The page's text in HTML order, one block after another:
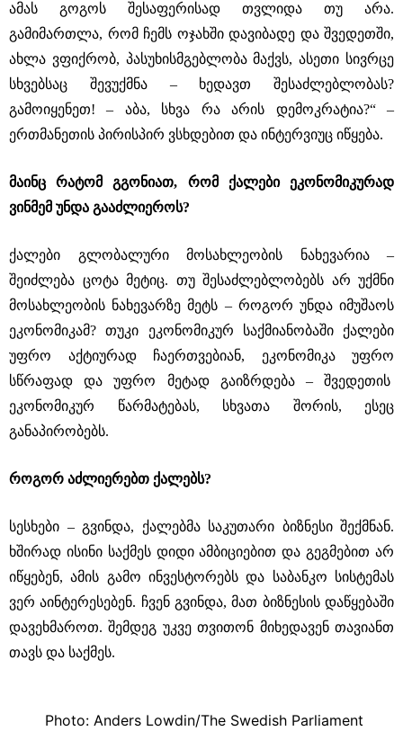
ამას გოგოს შესაფერისად თვლიდა თუ არა.
გამიმართლა, რომ ჩემს ოჯახში დავიბადე და შვედეთში,
ახლა ვფიქრობ, პასუხისმგებლობა მაქვს, ასეთი სივრცე
სხვებსაც შევუქმნა ‒ ხედავთ შესაძლებლობას?
გამოიყენეთ! ‒ აბა, სხვა რა არის დემოკრატია?“ ‒
ერთმანეთის პირისპირ ვსხდებით და ინტერვიუც იწყება.
მაინც რატომ გგონიათ, რომ ქალები ეკონომიკურად
ვინმემ უნდა გააძლიეროს?
ქალები გლობალური მოსახლეობის ნახევარია ‒
შეიძლება ცოტა მეტიც. თუ შესაძლებლობებს არ უქმნი
მოსახლეობის ნახევარზე მეტს ‒ როგორ უნდა იმუშაოს
ეკონომიკამ? თუკი ეკონომიკურ საქმიანობაში ქალები
უფრო აქტიურად ჩაერთვებიან, ეკონომიკა უფრო
სწრაფად და უფრო მეტად გაიზრდება ‒ შვედეთის
ეკონომიკურ წარმატებას, სხვათა შორის, ესეც
განაპირობებს.
როგორ აძლიერებთ ქალებს?
სესხები ‒ გვინდა, ქალებმა საკუთარი ბიზნესი შექმნან.
ხშირად ისინი საქმეს დიდი ამბიციებით და გეგმებით არ
იწყებენ, ამის გამო ინვესტორებს და საბანკო სისტემას
ვერ აინტერესებენ. ჩვენ გვინდა, მათ ბიზნესის დაწყებაში
დავეხმაროთ. შემდეგ უკვე თვითონ მიხედავენ თავიანთ
თავს და საქმეს.
Photo: Anders Lowdin/The Swedish Parliament